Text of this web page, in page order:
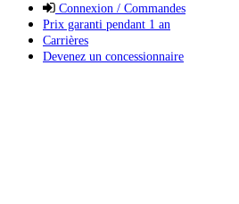
Connexion / Commandes
Prix garanti pendant 1 an
Carrières
Devenez un concessionnaire